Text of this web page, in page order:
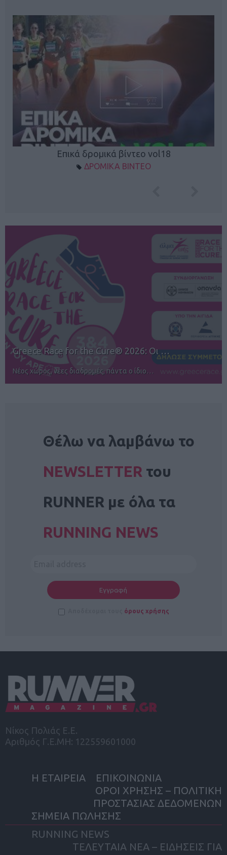
Επικά δρομικά βίντεο vol18
ΔΡΟΜΙΚΑ ΒΙΝΤΕΟ
12ος TUI Rhodes Marathon: Άνοιγμα ε…
Αγώνες για όλους στην Ρόδο
Θέλω να λαμβάνω το
NEWSLETTER του
RUNNER με όλα τα
RUNNING NEWS
όρους χρήσης
Νίκος Πολιάς Ε.Ε.
Αριθμός Γ.Ε.ΜΗ: 122559601000
Η ΕΤΑΙΡΕΙΑ
ΕΠΙΚΟΙΝΩΝΙΑ
ΟΡΟΙ ΧΡΗΣΗΣ – ΠΟΛΙΤΙΚΗ
ΠΡΟΣΤΑΣΙΑΣ ΔΕΔΟΜΕΝΩΝ
ΣΗΜΕΙΑ ΠΩΛΗΣΗΣ
RUNNING NEWS
ΤΕΛΕΥΤΑΙΑ ΝΕΑ – ΕΙΔΗΣΕΙΣ ΓΙΑ